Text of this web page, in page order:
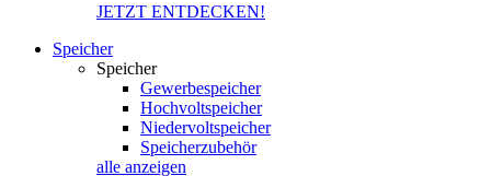
JETZT ENTDECKEN!
Speicher
Speicher
Gewerbespeicher
Hochvoltspeicher
Niedervoltspeicher
Speicherzubehör
alle anzeigen